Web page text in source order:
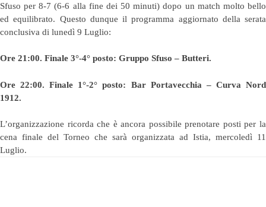
Sfuso per 8-7 (6-6 alla fine dei 50 minuti) dopo un match molto bello
ed equilibrato. Questo dunque il programma aggiornato della serata
conclusiva di lunedì 9 Luglio:
Ore 21:00. Finale 3°-4° posto: Gruppo Sfuso – Butteri.
Ore 22:00. Finale 1°-2° posto: Bar Portavecchia – Curva Nord
1912.
L’organizzazione ricorda che è ancora possibile prenotare posti per la
cena finale del Torneo che sarà organizzata ad Istia, mercoledì 11
Luglio.